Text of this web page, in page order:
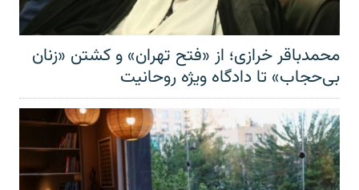
محمدباقر خرازی؛ از «فتح تهران» و کشتن «زنان
بی‌حجاب» تا دادگاه ویژه روحانیت